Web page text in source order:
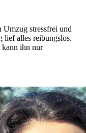
Umzug stressfrei und
lief alles reibungslos.
kann ihn nur